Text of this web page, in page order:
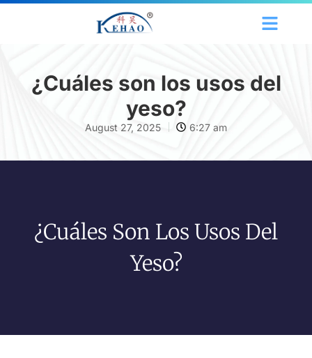
¿Cuáles son los usos del
yeso?
August 27, 2025 6:27 am
¿Cuáles Son Los Usos Del
Yeso?